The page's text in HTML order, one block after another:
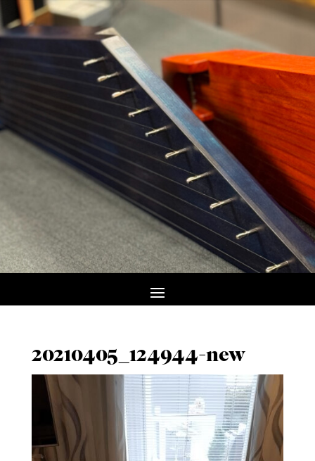
20210405_124944-new